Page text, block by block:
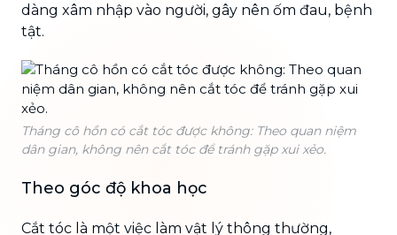
dàng xâm nhập vào người, gây nên ốm đau, bệnh
tật.
Tháng cô hồn có cắt tóc được không: Theo quan niệm
dân gian, không nên cắt tóc để tránh gặp xui xẻo.
Theo góc độ khoa học
Cắt tóc là một việc làm vật lý thông thường,